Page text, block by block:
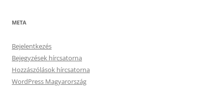
META
Bejelentkezés
Bejegyzések hírcsatorna
Hozzászólások hírcsatorna
WordPress Magyarország